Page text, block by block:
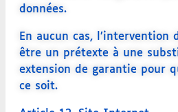
données.
En aucun cas, l’intervention
être un prétexte à une
extension de garantie pour
ce soit.